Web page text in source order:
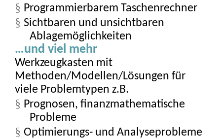
§ Programmierbarem Taschenrechner
§ Sichtbaren und unsichtbaren
Ablagemöglichkeiten
…und viel mehr
Werkzeugkasten mit
Methoden/Modellen/Lösungen für
viele Problemtypen z.B.
§ Prognosen, finanzmathematische
Probleme
§ Optimierungs- und Analyseprobleme